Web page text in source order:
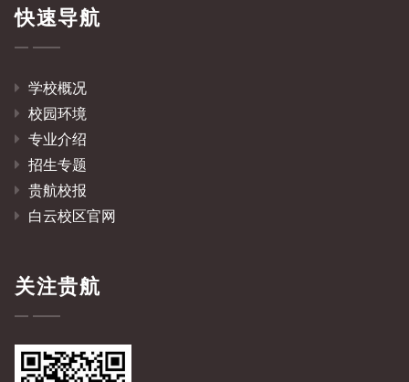
快速导航
学校概况
校园环境
专业介绍
招生专题
贵航校报
白云校区官网
关注贵航